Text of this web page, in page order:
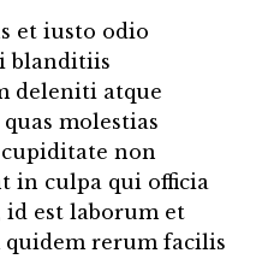
et iusto odio
blanditiis
deleniti atque
molestias
non
in culpa qui officia
est laborum et
rerum facilis